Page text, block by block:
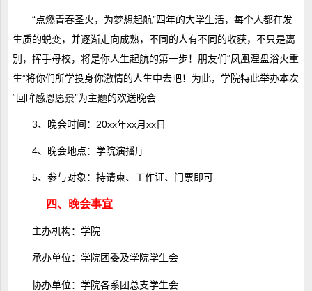
“点燃青春圣火，为梦想起航”四年的大学生活，每个人都在发
生质的蜕变，并逐渐走向成熟，不同的人有不同的收获，不只是离
别，挥手母校，将是你人生起航的第一步！朋友们“凤凰涅盘浴火重
生”将你们所学投身你激情的人生中去吧！为此，学院特此举办本次
“回眸感恩愿景”为主题的欢送晚会
3、晚会时间：20xx年xx月xx日
4、晚会地点：学院演播厅
5、参与对象：持请柬、工作证、门票即可
四、晚会事宜
主办机构：学院
承办单位：学院团委及学院学生会
协办单位：学院各系团总支学生会